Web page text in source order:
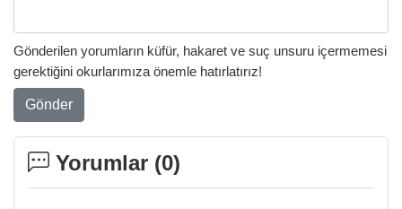
Gönderilen yorumların küfür, hakaret ve suç unsuru içermemesi
gerektiğini okurlarımıza önemle hatırlatırız!
Gönder
Yorumlar (0)